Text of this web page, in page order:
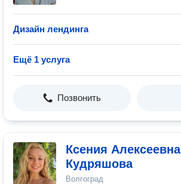
Дизайн лендинга
Ещё 1 услуга
Позвонить
Ксения Алексеевна
Кудряшова
Волгоград